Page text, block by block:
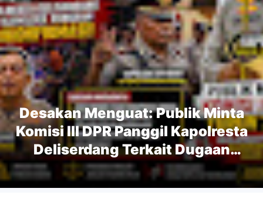
Desakan Menguat: Publik Minta
Komisi III DPR Panggil Kapolresta
Deliserdang Terkait Dugaan
Maraknya Judi Tembak Ikan